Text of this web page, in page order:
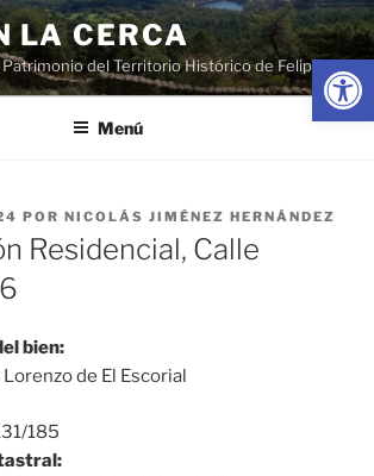
Abrir
LA CERCA
del Territorio Histórico de Felipe II
Menú
POR NICOLÁS JIMÉNEZ HERNÁNDEZ
Residencial, Calle
bien:
Lorenzo de El Escorial
185